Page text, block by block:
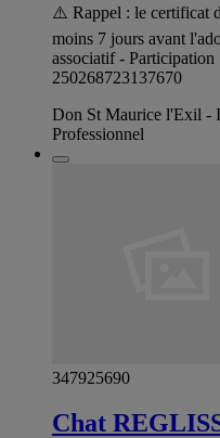
⚠️ Rappel : le certificat
moins 7 jours avant
associatif - Participation
250268723137670
Don St Maurice l'Exil -
Professionnel
347925690
Chat